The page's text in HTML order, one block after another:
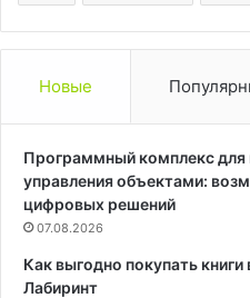
Новые
Программный комплекс для
управления объектами:
цифровых решений
07.08.2026
Как выгодно покупать
Лабиринт